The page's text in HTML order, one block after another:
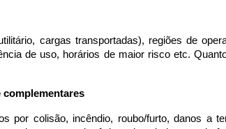
cargas transportadas), regiões de
de uso, horários de maior risco etc.
por colisão, incêndio, roubo/furto, danos a